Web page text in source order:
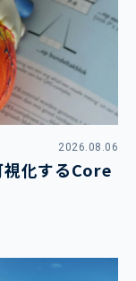
2026.08.06
視化するCore